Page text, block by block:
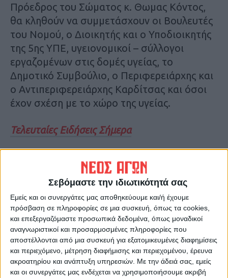
Σεβόμαστε την ιδιωτικότητά σας
Εμείς και οι συνεργάτες μας αποθηκεύουμε και/ή έχουμε
πρόσβαση σε πληροφορίες σε μια συσκευή, όπως τα cookies,
και επεξεργαζόμαστε προσωπικά δεδομένα, όπως μοναδικοί
αναγνωριστικοί και προσαρμοσμένες πληροφορίες που
αποστέλλονται από μια συσκευή για εξατομικευμένες διαφημίσεις
και περιεχόμενο, μέτρηση διαφήμισης και περιεχομένου, έρευνα
ακροατηρίου και ανάπτυξη υπηρεσιών. Με την άδειά σας, εμείς
και οι συνεργάτες μας ενδέχεται να χρησιμοποιήσουμε ακριβή
Πρόεδρος του Σώματος κ. Θωμας Κόντος,
θα κληθούν να συμμετάσχουν οι Βουλευτές
του Νομού, ο Διοικητής και ο Υποδιοικητής
της 5ης ΥΠΕ, υγειονομικοί – σύλλογοι
εργαζομένων στις δομές υγείας, το
Δημοτικό Συμβούλιο, ο Περιφερειάρχης και
ο Αντιπεριφερειάρχης Καρδίτσας και όσοι
έχον σχέση με το χώρο της υγείας.
Τελευταίες Ειδήσεις Σήμερα
Ακολούθησε την εφημερίδα ΝΕΟΣ
ΑΓΩΝ στο Google News!
Όλες οι εξελίξεις στην περιοχή της
Καρδίτσας και ευρύτερα της Θεσσαλίας
ΠΡΟΗΓΟΥΜΕΝΟ ΑΡΘΡΟ
Ενημέρωση για υδρόμετρα,
Θεοδωρίδειο και παιδικές
χαρές στο Δημοτικό
ΕΠΟΜΕΝΟ ΑΡΘΡΟ
28χρονος συνελήφθη για
ασέλγεια σε 4χρονο -
63χρονος κακοποιούσε